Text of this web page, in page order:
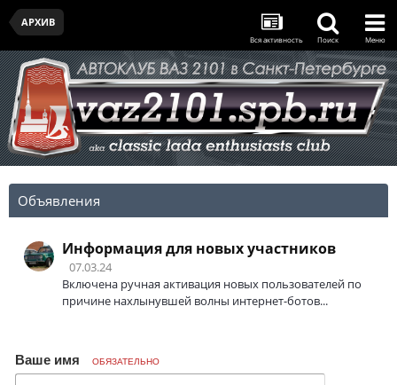
АРХИВ
Вся активность Поиск Меню
Объявления
Информация для новых участников
07.03.24
Включена ручная активация новых пользователей по
причине нахлынувшей волны интернет-ботов...
Ваше имя ОБЯЗАТЕЛЬНО